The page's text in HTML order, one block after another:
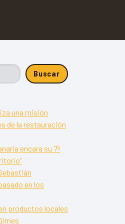
Buscar
una misión
de la restauración
encara su 7ª
en los
productos locales